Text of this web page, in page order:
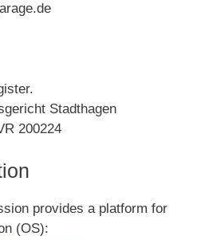
Stadthagen
200224
provides a platform for
(OS):